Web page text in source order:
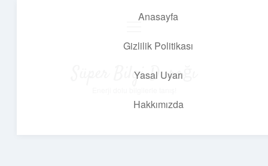
Anasayfa
Gizlilik Politikası
Yasal Uyarı
Hakkımızda
Süper Bilgi Durağı